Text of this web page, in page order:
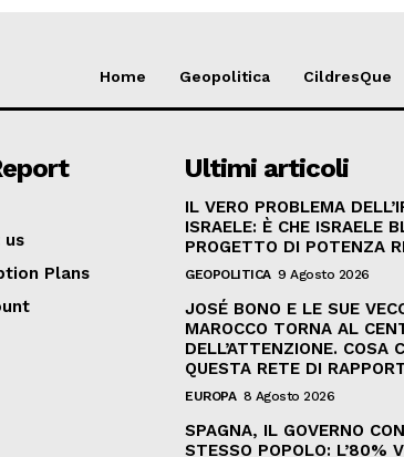
Home Geopolitica CildresQue
us
Plans
Ultimi articoli
IL VERO PROBLEMA
ISRAELE: È CHE ISRAELE
PROGETTO DI POTENZA
GEOPOLITICA 9 Agosto 2026
JOSÉ BONO E LE SUE
MAROCCO TORNA AL
DELL’ATTENZIONE. COSA
QUESTA RETE DI
EUROPA 8 Agosto 2026
SPAGNA, IL GOVERNO
STESSO POPOLO: L’80%